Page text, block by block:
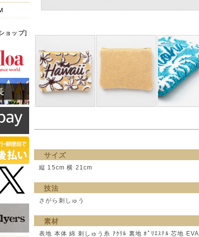
サイズ
縦 15cm 横 21cm
技法
さがら刺しゅう
素材
表地 本体 綿 刺しゅう糸 ｱｸﾘﾙ 裏地 ﾎﾟﾘｴｽﾃﾙ 芯地 EVA
ョップ]